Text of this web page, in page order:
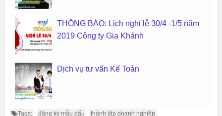
THÔNG BÁO: Lịch nghỉ lễ 30/4 -1/5 năm
2019 Công ty Gia Khánh
Dịch vụ tư vấn Kế Toán
Tags: đăng ký mẫu dấu thành lập doanh nghiệp